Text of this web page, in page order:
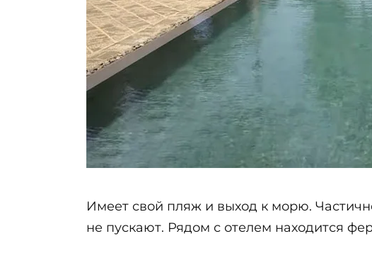
Имеет свой пляж и выход к морю.
не пускают. Рядом с отелем находится